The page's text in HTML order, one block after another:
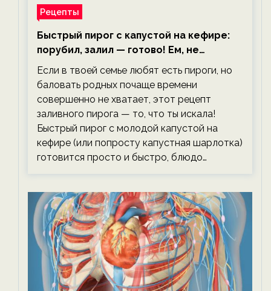
Рецепты
Быстрый пирог с капустой на кефире:
порубил, залил — готово! Ем, не
тревожась о фигуре!
Если в твоей семье любят есть пироги, но
баловать родных почаще времени
совершенно не хватает, этот рецепт
заливного пирога — то, что ты искала!
Быстрый пирог с молодой капустой на
кефире (или попросту капустная шарлотка)
готовится просто и быстро, блюдо…